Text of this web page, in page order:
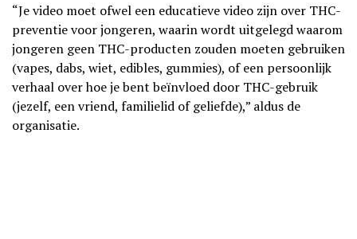
“Je video moet ofwel een educatieve video zijn over THC-
preventie voor jongeren, waarin wordt uitgelegd waarom
jongeren geen THC-producten zouden moeten gebruiken
(vapes, dabs, wiet, edibles, gummies), of een persoonlijk
verhaal over hoe je bent beïnvloed door THC-gebruik
(jezelf, een vriend, familielid of geliefde),” aldus de
organisatie.